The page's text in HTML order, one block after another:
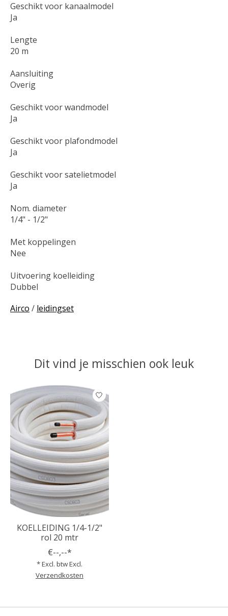
Geschikt voor kanaalmodel
Ja
Lengte
20 m
Aansluiting
Overig
Geschikt voor wandmodel
Ja
Geschikt voor plafondmodel
Ja
Geschikt voor satelietmodel
Ja
Nom. diameter
1/4" - 1/2"
Met koppelingen
Nee
Uitvoering koelleiding
Dubbel
Airco / leidingset
Dit vind je misschien ook leuk
Items van productcarrousel
KOELLEIDING 1/4-1/2"
rol 20 mtr
€--,--*
* Excl. btw Excl.
Verzendkosten